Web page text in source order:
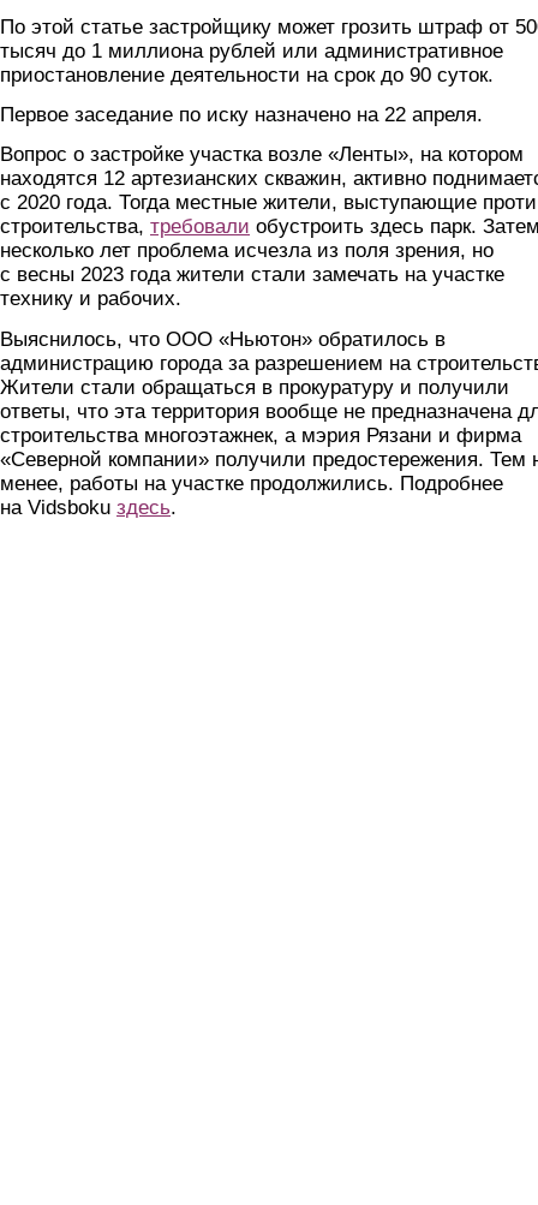
По этой статье застройщику может грозить штраф от
тысяч до 1 миллиона рублей или административное
приостановление деятельности на срок до 90 суток.
Первое заседание по иску назначено на 22 апреля.
Вопрос о застройке участка возле «Ленты», на котором
находятся 12 артезианских скважин, активно
с 2020 года. Тогда местные жители, выступающие
строительства, требовали обустроить здесь парк.
несколько лет проблема исчезла из поля зрения, но
с весны 2023 года жители стали замечать на участке
технику и рабочих.
Выяснилось, что ООО «Ньютон» обратилось в
администрацию города за разрешением на
Жители стали обращаться в прокуратуру и получили
ответы, что эта территория вообще не предназначена
строительства многоэтажнек, а мэрия Рязани и фирма
«Северной компании» получили предостережения. Тем
менее, работы на участке продолжились. Подробнее
на Vidsboku здесь.